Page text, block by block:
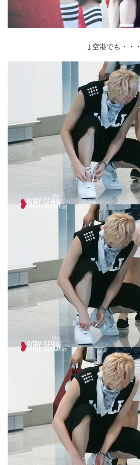
↓空港でも・・・